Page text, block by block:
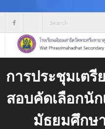
content
การประชุมเต
สอบคัดเลือกนัก
มัธยมศึกษ